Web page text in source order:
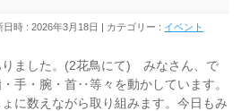
日時 : 2026年3月18日 カテゴリー : イベント
りました。(2花鳥にて) みなさん、で
手・腕・首‥等々を動かしています。
に数えながら取り組みます。今日もみ